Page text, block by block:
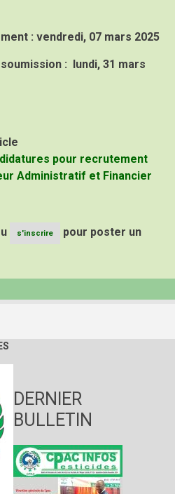
: vendredi, 07 mars 2025
: lundi, 31 mars
pour recrutement
Administratif et Financier
s'inscrire
pour poster un
DERNIER
BULLETIN